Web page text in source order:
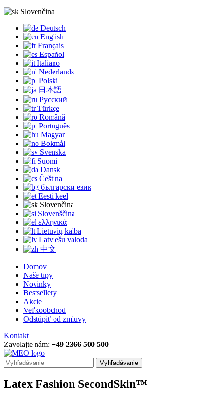
Slovenčina
Deutsch
English
Français
Español
Italiano
Nederlands
Polski
日本語
Русский
Türkçe
Română
Português
Magyar
Bokmål
Svenska
Suomi
Dansk
Čeština
български език
Eesti keel
Slovenčina
Slovenščina
ελληνικά
Lietuvių kalba
Latviešu valoda
中文
Domov
Naše tipy
Novinky
Bestsellery
Akcie
Veľkoobchod
Odstúpiť od zmluvy
Kontakt
Zavolajte nám: +49 2366 500 500
Vyhľadávanie
Latex Fashion SecondSkin™